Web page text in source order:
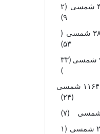
(۲
۹)
(
۵۳)
(۳۳
)
(۲۴)
(۷)
(۱